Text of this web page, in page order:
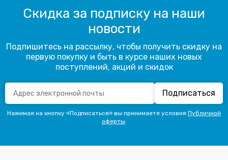
Скидка за подписку на наши
новости
Подпишитесь на рассылку, чтобы получить скидку на
первую покупку и быть в курсе наших новых
поступлений, акций и скидок
Подписаться
Нажимая на кнопку «Подписаться» вы принимаете условия Публичной
оферты.